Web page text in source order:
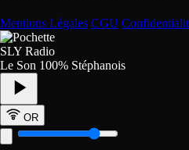
Mentions Légales CGU
SLY Radio
Le Son 100% Stéphanois
OR